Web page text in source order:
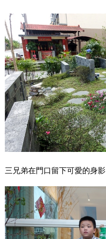
三兄弟在門口留下可愛的身影